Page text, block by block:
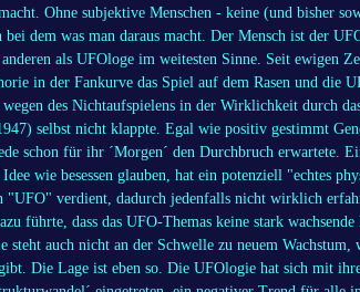
Ohne subjektive Menschen - keine (und bisher
dem was man daraus macht. Der Mensch ist der
als UFOloge im weitesten Sinne. Seit ewigen
in der Fankurve das Spiel auf dem Rasen und die
des Nichtaufspielens in der Wirklichkeit durch
selbst nicht klappte. Egal wie positiv gestimmt
schon für ihr ´Morgen´ den Durchbruch erwartete.
wie besessen glauben, hat ein potenziell "echtes
"UFO" verdient, dadurch jedenfalls nicht wirklich
führte, dass das UFO-Themas keine stark
steht auch nicht an der Schwelle zu neuem Wachstum,
Die Lage ist eben so. Die UFOlogie hat sich mit